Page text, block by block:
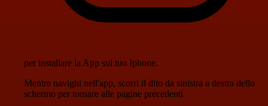
per installare la App sul tuo Iphone.
Mentre navighi nell'app, scorri il dito da sinistra a destra dello
schermo per tornare alle pagine precedenti